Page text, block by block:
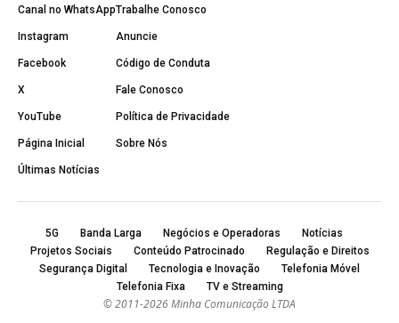
Canal no WhatsApp
Instagram
Facebook
X
YouTube
Página Inicial
Últimas Notícias
Trabalhe Conosco
Anuncie
Código de Conduta
Fale Conosco
Política de Privacidade
Sobre Nós
5G Banda Larga Negócios e Operadoras
Notícias
Projetos Sociais
Conteúdo Patrocinado
Regulação e Direitos
Segurança Digital
Tecnologia e Inovação
Telefonia Móvel
Telefonia Fixa
TV e Streaming
© 2011-2026 Minha Comunicação LTDA